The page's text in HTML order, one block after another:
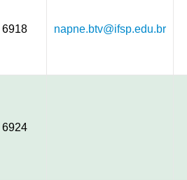
6918 napne.btv@ifsp.edu.br
6924